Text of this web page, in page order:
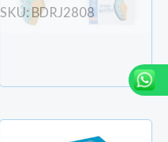
SKU: BDRJ2808